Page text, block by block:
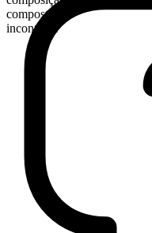
composto
incontável